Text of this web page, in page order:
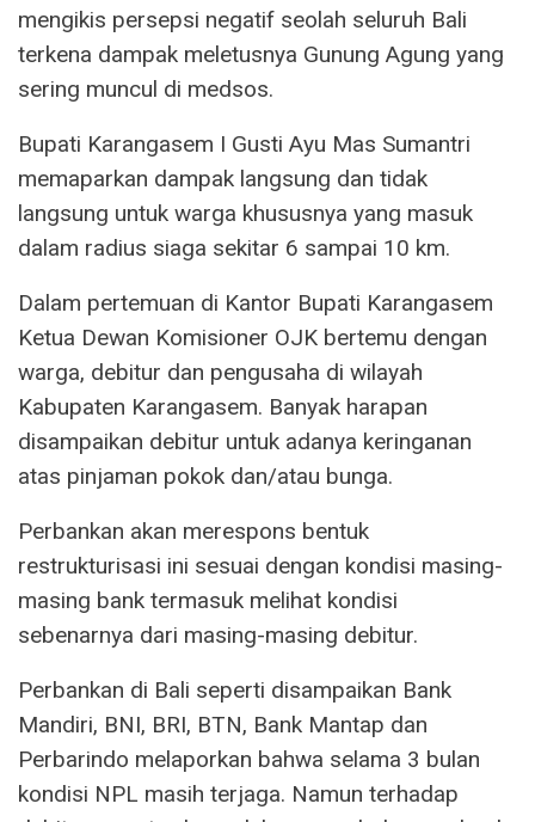
mengikis persepsi negatif seolah seluruh Bali
terkena dampak meletusnya Gunung Agung yang
sering muncul di medsos.
Bupati Karangasem I Gusti Ayu Mas Sumantri
memaparkan dampak langsung dan tidak
langsung untuk warga khususnya yang masuk
dalam radius siaga sekitar 6 sampai 10 km.
Dalam pertemuan di Kantor Bupati Karangasem
Ketua Dewan Komisioner OJK bertemu dengan
warga, debitur dan pengusaha di wilayah
Kabupaten Karangasem. Banyak harapan
disampaikan debitur untuk adanya keringanan
atas pinjaman pokok dan/atau bunga.
Perbankan akan merespons bentuk
restrukturisasi ini sesuai dengan kondisi masing-
masing bank termasuk melihat kondisi
sebenarnya dari masing-masing debitur.
Perbankan di Bali seperti disampaikan Bank
Mandiri, BNI, BRI, BTN, Bank Mantap dan
Perbarindo melaporkan bahwa selama 3 bulan
kondisi NPL masih terjaga. Namun terhadap